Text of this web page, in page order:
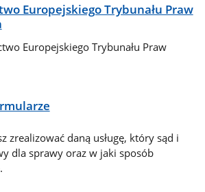
Europejskiego Trybunału Praw
Europejskiego Trybunału Praw
zrealizować daną usługę, który sąd i
dla sprawy oraz w jaki sposób